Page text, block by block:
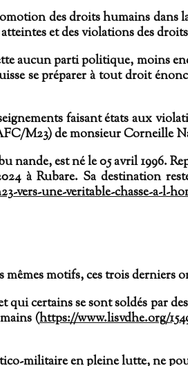
des droits humains
et des violations des
aucun parti politique, moins
se préparer à tout droit
faisant états aux
M23) de monsieur Corneille
nande, est né le 05 avril 1996.
à Rubare. Sa destination
vers-une-veritable-chasse-a-l-
mêmes motifs, ces trois derniers
certains se sont soldés par
(https://www.lisvdhe.org/
militaire en pleine lutte, ne